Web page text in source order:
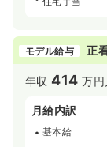
モデル給与 正
年収414 万円
月給内訳
基本給